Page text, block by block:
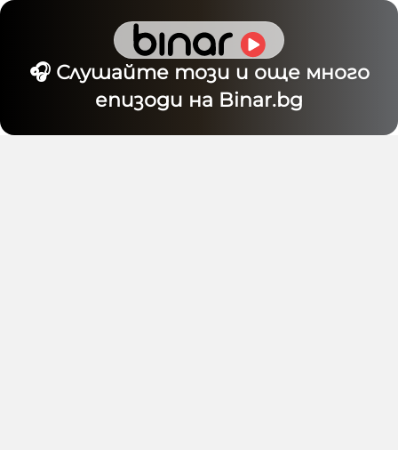
🎧 Слушайте този и още много
епизоди на Binar.bg